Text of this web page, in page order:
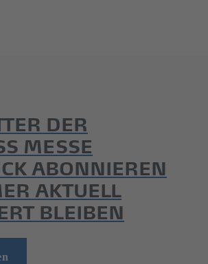
DER
MESSE
ABONNIEREN
AKTUELL
BLEIBEN